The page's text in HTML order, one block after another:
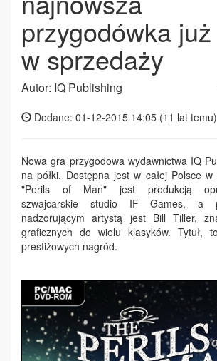
przygodówka już
w sprzedaży
Autor: IQ Publishing
Dodane: 01-12-2015 14:05 (11 lat temu)
Nowa gra przygodowa wydawnictwa IQ
na półki. Dostępna jest w całej Polsce
"Perils of Man" jest produkcją
szwajcarskie studio IF Games, a
nadzorującym artystą jest Bill Tiller,
graficznych do wielu klasyków. Tytuł,
prestiżowych nagród.